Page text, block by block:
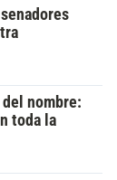
nombre:
toda la